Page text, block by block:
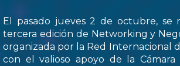
El pasado jueves 2 de octubre, se
tercera edición de Networking y
organizada por la Red Internacional
con el valioso apoyo de la Cámara